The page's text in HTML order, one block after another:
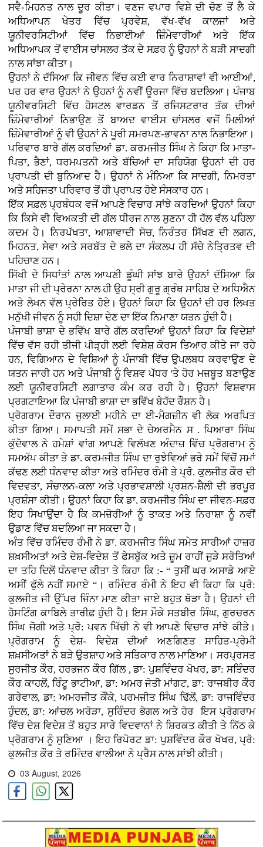
ਸਵੈ-ਮਿਹਨਤ ਨਾਲ ਦੂਰ ਕੀਤਾ। ਵਣਜ ਵਪਾਰ ਵਿਸ਼ੇ ਦੀ ਚੋਣ ਤੋਂ ਲੈ ਕੇ
ਅਧਿਆਪਨ ਖੇਤਰ ਵਿੱਚ ਪ੍ਰਵੇਸ਼, ਵੱਖ-ਵੱਖ ਕਾਲਜਾਂ ਅਤੇ
ਯੂਨੀਵਰਸਿਟੀਆਂ ਵਿੱਚ ਨਿਭਾਈਆਂ ਜ਼ਿੰਮੇਵਾਰੀਆਂ ਅਤੇ ਇੱਕ
ਅਧਿਆਪਕ ਤੋਂ ਵਾਈਸ ਚਾਂਸਲਰ ਤੱਕ ਦੇ ਸਫ਼ਰ ਨੂੰ ਉਹਨਾਂ ਨੇ ਬੜੀ ਸਾਦਗੀ
ਨਾਲ ਸਾਂਝਾ ਕੀਤਾ।
ਉਹਨਾਂ ਨੇ ਦੱਸਿਆ ਕਿ ਜੀਵਨ ਵਿੱਚ ਕਈ ਵਾਰ ਨਿਰਾਸ਼ਾਵਾਂ ਵੀ ਆਈਆਂ,
ਪਰ ਹਰ ਵਾਰ ਉਹਨਾਂ ਨੇ ਉਹਨਾਂ ਨੂੰ ਨਵੀਂ ਊਰਜਾ ਵਿੱਚ ਬਦਲਿਆ। ਪੰਜਾਬ
ਯੂਨੀਵਰਸਿਟੀ ਵਿੱਚ ਹੋਸਟਲ ਵਾਰਡਨ ਤੋਂ ਰਜਿਸਟਰਾਰ ਤੱਕ ਦੀਆਂ
ਜ਼ਿੰਮੇਵਾਰੀਆਂ ਨਿਭਾਉਣ ਤੋਂ ਬਾਅਦ ਵਾਈਸ ਚਾਂਸਲਰ ਵਜੋਂ ਮਿਲੀਆਂ
ਜ਼ਿੰਮੇਵਾਰੀਆਂ ਨੂੰ ਵੀ ਉਹਨਾਂ ਨੇ ਪੂਰੀ ਸਮਰਪਣ-ਭਾਵਨਾ ਨਾਲ ਨਿਭਾਇਆ।
ਪਰਿਵਾਰ ਬਾਰੇ ਗੱਲ ਕਰਦਿਆਂ ਡਾ. ਕਰਮਜੀਤ ਸਿੰਘ ਨੇ ਕਿਹਾ ਕਿ ਮਾਤਾ-
ਪਿਤਾ, ਭੈਣਾਂ, ਧਰਮਪਤਨੀ ਅਤੇ ਬੱਚਿਆਂ ਦਾ ਸਹਿਯੋਗ ਉਹਨਾਂ ਦੀ ਹਰ
ਪ੍ਰਾਪਤੀ ਦੀ ਬੁਨਿਆਦ ਹੈ। ਉਹਨਾਂ ਨੇ ਮੰਨਿਆ ਕਿ ਸਾਦਗੀ, ਨਿਮਰਤਾ
ਅਤੇ ਸਹਿਜਤਾ ਪਰਿਵਾਰ ਤੋਂ ਹੀ ਪ੍ਰਾਪਤ ਹੋਏ ਸੰਸਕਾਰ ਹਨ।
ਇੱਕ ਸਫ਼ਲ ਪ੍ਰਬੰਧਕ ਵਜੋਂ ਆਪਣੇ ਵਿਚਾਰ ਸਾਂਝੇ ਕਰਦਿਆਂ ਉਹਨਾਂ ਕਿਹਾ
ਕਿ ਕਿਸੇ ਵੀ ਵਿਅਕਤੀ ਦੀ ਗੱਲ ਧੀਰਜ ਨਾਲ ਸੁਣਨਾ ਹੀ ਹੱਲ ਵੱਲ ਪਹਿਲਾ
ਕਦਮ ਹੈ। ਨਿਰਪੱਖਤਾ, ਆਸ਼ਾਵਾਦੀ ਸੋਚ, ਨਿਰੰਤਰ ਸਿੱਖਣ ਦੀ ਲਗਨ,
ਮਿਹਨਤ, ਸੇਵਾ ਅਤੇ ਸਰਬੱਤ ਦੇ ਭਲੇ ਦਾ ਸੰਕਲਪ ਹੀ ਸੱਚੇ ਨੇਤ੍ਰਿਤਵ ਦੀ
ਪਹਿਚਾਣ ਹਨ।
ਸਿੱਖੀ ਦੇ ਸਿਧਾਂਤਾਂ ਨਾਲ ਆਪਣੀ ਡੂੰਘੀ ਸਾਂਝ ਬਾਰੇ ਉਹਨਾਂ ਦੱਸਿਆ ਕਿ
ਮਾਤਾ ਜੀ ਦੀ ਪ੍ਰੇਰਨਾ ਨਾਲ ਹੀ ਉਹ ਸ੍ਰੀ ਗੁਰੂ ਗ੍ਰੰਥ ਸਾਹਿਬ ਦੇ ਅਧਿਐਨ
ਅਤੇ ਲੇਖਨ ਵੱਲ ਪ੍ਰੇਰਿਤ ਹੋਏ। ਉਹਨਾਂ ਕਿਹਾ ਕਿ ਉਹਨਾਂ ਦੀ ਹਰ ਲਿਖਤ
ਮਨੁੱਖੀ ਜੀਵਨ ਨੂੰ ਸਹੀ ਦਿਸ਼ਾ ਦੇਣ ਦਾ ਇੱਕ ਨਿਮਾਣਾ ਯਤਨ ਹੁੰਦੀ ਹੈ।
ਪੰਜਾਬੀ ਭਾਸ਼ਾ ਦੇ ਭਵਿੱਖ ਬਾਰੇ ਗੱਲ ਕਰਦਿਆਂ ਉਹਨਾਂ ਕਿਹਾ ਕਿ ਵਿਦੇਸ਼ਾਂ
ਵਿੱਚ ਵੱਸ ਰਹੀ ਤੀਜੀ ਪੀੜ੍ਹੀ ਲਈ ਵਿਸ਼ੇਸ਼ ਕੋਰਸ ਤਿਆਰ ਕੀਤੇ ਜਾ ਰਹੇ
ਹਨ, ਵਿਗਿਆਨ ਦੇ ਵਿਸ਼ਿਆਂ ਨੂੰ ਪੰਜਾਬੀ ਵਿੱਚ ਉਪਲਬਧ ਕਰਵਾਉਣ ਦੇ
ਯਤਨ ਜਾਰੀ ਹਨ ਅਤੇ ਪੰਜਾਬੀ ਨੂੰ ਵਿਸ਼ਵ ਪੱਧਰ 'ਤੇ ਹੋਰ ਮਜ਼ਬੂਤ ਬਣਾਉਣ
ਲਈ ਯੂਨੀਵਰਸਿਟੀ ਲਗਾਤਾਰ ਕੰਮ ਕਰ ਰਹੀ ਹੈ। ਉਹਨਾਂ ਵਿਸ਼ਵਾਸ
ਪ੍ਰਗਟਾਇਆ ਕਿ ਪੰਜਾਬੀ ਭਾਸ਼ਾ ਦਾ ਭਵਿੱਖ ਬੇਹੱਦ ਰੌਸ਼ਨ ਹੈ।
ਪ੍ਰੋਗਰਾਮ ਦੌਰਾਨ ਜੁਲਾਈ ਮਹੀਨੇ ਦਾ ਈ-ਮੈਗਜ਼ੀਨ ਵੀ ਲੋਕ ਅਰਪਿਤ
ਕੀਤਾ ਗਿਆ। ਸਮਾਪਤੀ ਸਮੇਂ ਸਭਾ ਦੇ ਚੇਅਰਮੈਨ ਸ . ਪਿਆਰਾ ਸਿੰਘ
ਕੁੱਦੋਵਾਲ ਨੇ ਹਮੇਸ਼ਾਂ ਵਾਂਗ ਆਪਣੇ ਵਿਲੱਖਣ ਅੰਦਾਜ਼ ਵਿੱਚ ਪ੍ਰੋਗਰਾਮ ਨੂੰ
ਸਮਅੱਪ ਕੀਤਾ ਤੇ ਡਾ. ਕਰਮਜੀਤ ਸਿੰਘ ਦਾ ਰੁਝੇਵਿਆਂ ਭਰੇ ਸਮੇਂ ਵਿੱਚੋਂ ਸਮਾਂ
ਕੱਢਣ ਲਈ ਧੰਨਵਾਦ ਕੀਤਾ ਅਤੇ ਰਮਿੰਦਰ ਰੰਮੀ ਤੇ ਪ੍ਰੋ. ਕੁਲਜੀਤ ਕੌਰ ਦੀ
ਵਿਦਵਤਾ, ਸੰਚਾਲਨ-ਕਲਾ ਅਤੇ ਪ੍ਰਭਾਵਸ਼ਾਲੀ ਪ੍ਰਸ਼ਨ-ਸ਼ੈਲੀ ਦੀ ਭਰਪੂਰ
ਪ੍ਰਸ਼ੰਸਾ ਕੀਤੀ। ਉਹਨਾਂ ਕਿਹਾ ਕਿ ਡਾ. ਕਰਮਜੀਤ ਸਿੰਘ ਦਾ ਜੀਵਨ-ਸਫ਼ਰ
ਇਹ ਸਿਖਾਉਂਦਾ ਹੈ ਕਿ ਕਮਜ਼ੋਰੀਆਂ ਨੂੰ ਤਾਕਤ ਅਤੇ ਨਿਰਾਸ਼ਾ ਨੂੰ ਨਵੀਂ
ਉਡਾਣ ਵਿੱਚ ਬਦਲਿਆ ਜਾ ਸਕਦਾ ਹੈ।
ਅੰਤ ਵਿੱਚ ਰਮਿੰਦਰ ਰੰਮੀ ਨੇ ਡਾ. ਕਰਮਜੀਤ ਸਿੰਘ ਸਮੇਤ ਸਾਰੀਆਂ ਹਾਜ਼ਰ
ਸ਼ਖ਼ਸੀਅਤਾਂ ਅਤੇ ਦੇਸ਼-ਵਿਦੇਸ਼ ਤੋਂ ਫੇਸਬੁੱਕ ਅਤੇ ਜ਼ੂਮ ਰਾਹੀਂ ਜੁੜੇ ਸਰੋਤਿਆਂ
ਦਾ ਤਹਿ ਦਿਲੋਂ ਧੰਨਵਾਦ ਕੀਤਾ ਤੇ ਕਿਹਾ ਕਿ :- “ ਤੁਸੀਂ ਘਰ ਅਸਾਡੇ ਆਏ
ਅਸੀਂ ਫੁੱਲੇ ਨਹੀਂ ਸਮਾਏ “। ਰਮਿੰਦਰ ਰੰਮੀ ਨੇ ਇਹ ਵੀ ਕਿਹਾ ਕਿ ਪ੍ਰੋ:
ਕੁਲਜੀਤ ਜੀ ਉੱਪਰ ਜਿੰਨਾ ਮਾਣ ਕੀਤਾ ਜਾਏ ਬਹੁਤ ਥੋੜਾ ਹੈ। ਉਹਨਾਂ ਦੀ
ਹੋਸਟਿੰਗ ਕਾਬਿਲੇ ਤਾਰੀਫ਼ ਹੁੰਦੀ ਹੈ। ਇਸ ਮੌਕੇ ਸਤਬੀਰ ਸਿੰਘ, ਗੁਰਚਰਨ
ਸਿੰਘ ਜੋਗੀ ਅਤੇ ਪ੍ਰੋ: ਪਵਨ ਖਿੱਚੀ ਨੇ ਵੀ ਆਪਣੇ ਵਿਚਾਰ ਸਾਂਝੇ ਕੀਤੇ।
ਪ੍ਰੋਗਰਾਮ ਨੂੰ ਦੇਸ਼- ਵਿਦੇਸ਼ ਦੀਆਂ ਅਣਗਿਣਤ ਸਾਹਿਤ-ਪ੍ਰੇਮੀ
ਸ਼ਖ਼ਸੀਅਤਾਂ ਨੇ ਬੜੇ ਉਤਸ਼ਾਹ ਅਤੇ ਸਤਿਕਾਰ ਨਾਲ ਮਾਣਿਆ। ਸਰਪ੍ਰਸਤ
ਸੁਰਜੀਤ ਕੌਰ, ਹਰਭਜਨ ਕੌਰ ਗਿੱਲ , ਡਾ: ਪੁਸ਼ਵਿੰਦਰ ਖੋਖਰ, ਡਾ: ਸਤਿੰਦਰ
ਕੌਰ ਕਾਹਲੋਂ, ਰਿੰਟੂ ਭਾਟੀਆ, ਡਾ: ਅਮਰ ਜੋਤੀ ਮਾਂਗਟ, ਡਾ: ਰਾਜਬੀਰ ਕੌਰ
ਗਰੇਵਾਲ, ਡਾ: ਅਮਰਜੀਤ ਕੌਂਕੇ, ਪਰਮਜੀਤ ਸਿੰਘ ਢਿੱਲੋਂ, ਡਾ: ਰਾਜਵਿੰਦਰ
ਹੁੰਦਲ, ਡਾ: ਆਂਚਲ ਅਰੋੜਾ, ਸੁਰਿੰਦਰ ਭੋਗਲ ਅਤੇ ਹੋਰ ਇਸ ਪ੍ਰੋਗਰਾਮ
ਵਿੱਚ ਦੇਸ਼ ਵਿਦੇਸ਼ ਤੋਂ ਬਹੁਤ ਸਾਰੇ ਵਿਦਵਾਨਾਂ ਨੇ ਸ਼ਿਰਕਤ ਕੀਤੀ ਤੇ ਨਿੱਠ ਕੇ
ਪ੍ਰੋਗਰਾਮ ਨੂੰ ਸੁਣਿਆ । ਇਹ ਰਿਪੋਰਟ ਡਾ: ਪੁਸ਼ਵਿੰਦਰ ਕੌਰ ਖੋਖਰ, ਪ੍ਰੋ:
ਕੁਲਜੀਤ ਕੌਰ ਤੇ ਰਮਿੰਦਰ ਵਾਲੀਆ ਨੇ ਪ੍ਰੈਸ ਨਾਲ ਸਾਂਝੀ ਕੀਤੀ।
03 August, 2026